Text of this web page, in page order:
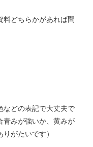
どちらかがあれば問
どの表記で大丈夫で
青みが強いか、黄みが
がたいです）